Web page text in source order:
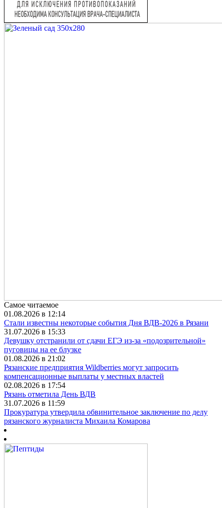
Самое читаемое
01.08.2026 в 12:14
Стали известны некоторые события Дня ВДВ-2026 в Рязани
31.07.2026 в 15:33
Девушку отстранили от сдачи ЕГЭ из-за «подозрительной»
пуговицы на ее блузке
01.08.2026 в 21:02
Рязанские предприятия Wildberries могут запросить
компенсационные выплаты у местных властей
02.08.2026 в 17:54
Рязань отметила День ВДВ
31.07.2026 в 11:59
Прокуратура утвердила обвинительное заключение по делу
рязанского журналиста Михаила Комарова